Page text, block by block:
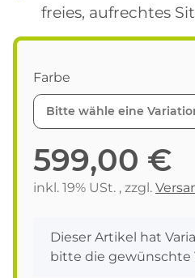
freies, aufrechtes
Farbe
Bitte wähle eine
599,00 €
inkl. 19% USt. , zzgl.
x
Dieser Artikel hat
bitte die gewünschte